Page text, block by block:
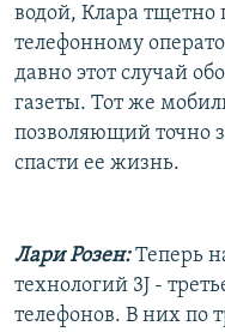
водой, Клара тщетно
телефонному
давно этот случай
газеты. Тот же
позволяющий точно
спасти ее жизнь.
Лари Розен:Теперь
технологий 3J -
телефонов. В них по